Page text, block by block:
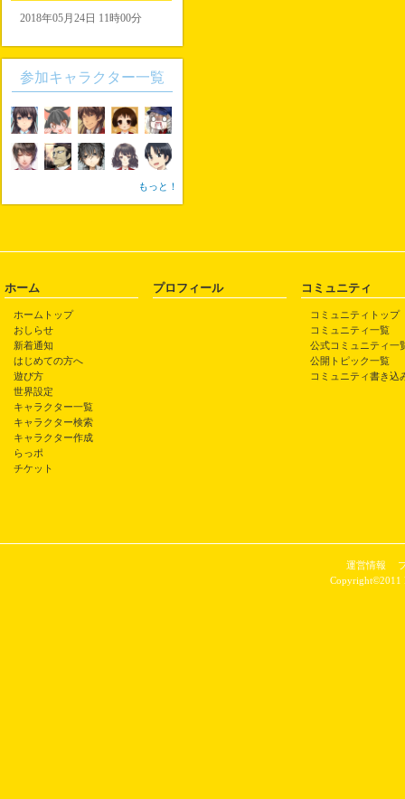
2018年05月24日 11時00分
参加キャラクター一覧
もっと！
ホーム
ホームトップ
おしらせ
新着通知
はじめての方へ
遊び方
世界設定
キャラクター一覧
キャラクター検索
キャラクター作成
らっポ
チケット
プロフィール コミュニティ
コミュニティトップ
コミュニティ一覧
公式コミュニティ一
公開トピック一覧
コミュニティ書き込
運営情報
Copyright©2011